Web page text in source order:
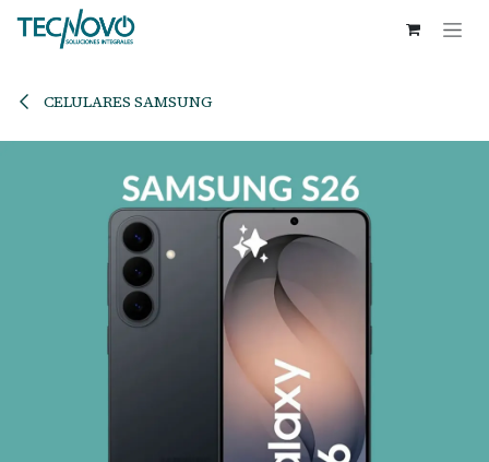
Ir al contenido
CELULARES SAMSUNG